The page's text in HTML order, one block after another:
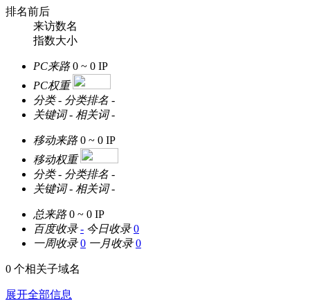
排名前后
来访数名
指数大小
PC来路 0 ~ 0 IP
PC权重
分类 - 分类排名 -
关键词 - 相关词 -
移动来路 0 ~ 0 IP
移动权重
分类 - 分类排名 -
关键词 - 相关词 -
总来路 0 ~ 0 IP
百度收录 - 今日收录 0
一周收录 0 一月收录 0
0 个相关子域名
展开全部信息